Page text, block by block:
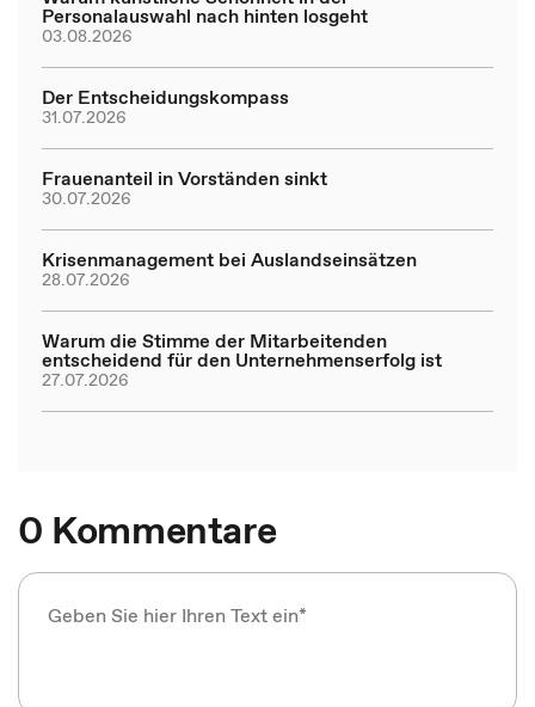
Personalauswahl nach hinten losgeht
03.08.2026
Der Entscheidungskompass
31.07.2026
Frauenanteil in Vorständen sinkt
30.07.2026
Krisenmanagement bei Auslandseinsätzen
28.07.2026
Warum die Stimme der Mitarbeitenden
entscheidend für den Unternehmenserfolg ist
27.07.2026
0 Kommentare